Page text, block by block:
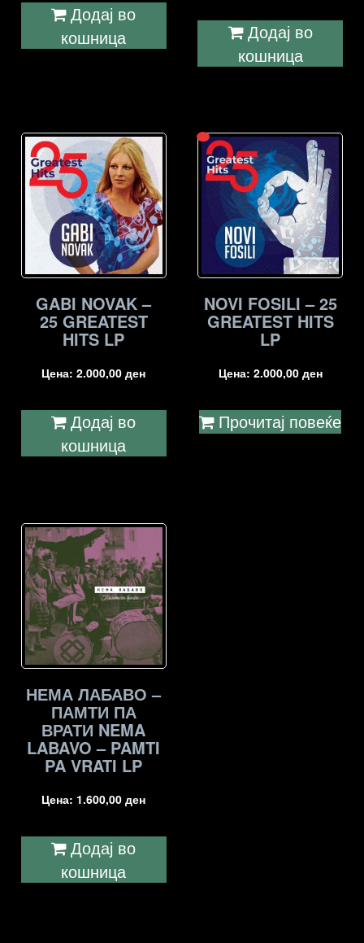
Додај во
кошница
Додај во
кошница
GABI NOVAK –
25 GREATEST
HITS LP
Цена:2.000,00ден
Додај во
кошница
NOVI FOSILI – 25
GREATEST HITS
LP
Цена: 2.000,00 ден
Прочитај повеќе
НЕМА ЛАБАВО –
ПАМТИ ПА
ВРАТИ NEMA
LABAVO – PAMTI
PA VRATI LP
Цена: 1.600,00ден
Додај во
кошница